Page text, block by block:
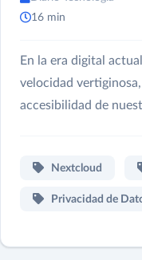
16 min
En la era digital
velocidad
accesibilidad de
Nextcloud
Privacidad de